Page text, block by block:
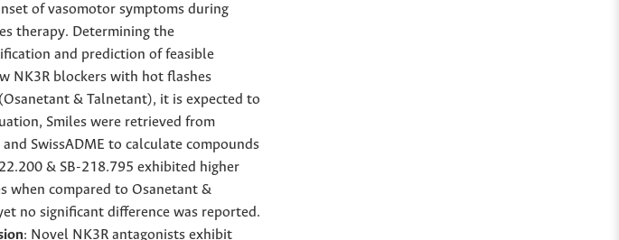
of vasomotor symptoms during
therapy. Determining the
and prediction of feasible
NK3R blockers with hot flashes
& Talnetant), it is expected to
Smiles were retrieved from
SwissADME to calculate compounds
& SB-218.795 exhibited higher
when compared to Osanetant &
no significant difference was reported.
: Novel NK3R antagonists exhibit